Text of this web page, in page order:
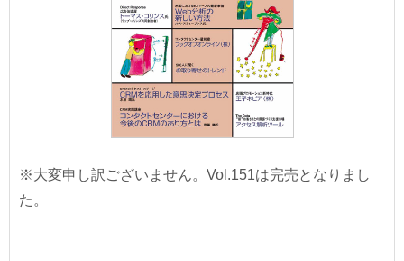
※大変申し訳ございません。Vol.151は完売となりまし
た。